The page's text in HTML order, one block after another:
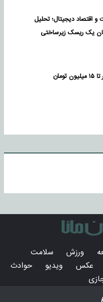
و اقتصاد دیجیتال؛ تحلیل
یک ریسک زیرساختی
ورزش
سلامت
عکس ویدیو
حوادث